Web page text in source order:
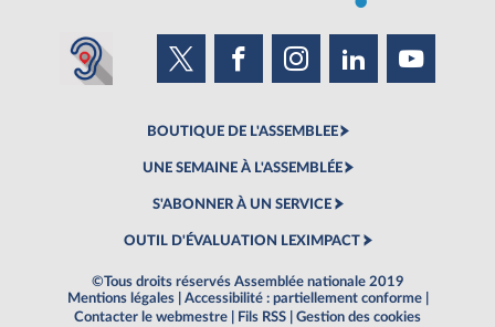
BOUTIQUE DE L'ASSEMBLEE
UNE SEMAINE À L'ASSEMBLÉE
S'ABONNER À UN SERVICE
OUTIL D'ÉVALUATION LEXIMPACT
©Tous droits réservés Assemblée nationale 2019
Mentions légales
Accessibilité : partiellement conforme
Contacter le webmestre
Fils RSS Gestion des cookies